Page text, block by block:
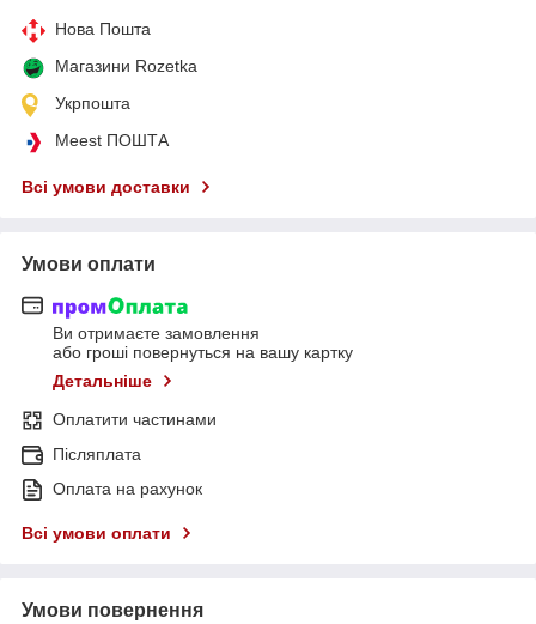
Нова Пошта
Магазини Rozetka
Укрпошта
Meest ПОШТА
Всі умови доставки
Умови оплати
Ви отримаєте замовлення
або гроші повернуться на вашу картку
Детальніше
Оплатити частинами
Післяплата
Оплата на рахунок
Всі умови оплати
Умови повернення